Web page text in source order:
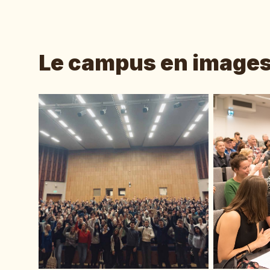
Le campus en